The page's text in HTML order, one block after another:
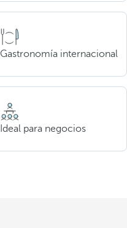
Gastronomía internacional
Ideal para negocios